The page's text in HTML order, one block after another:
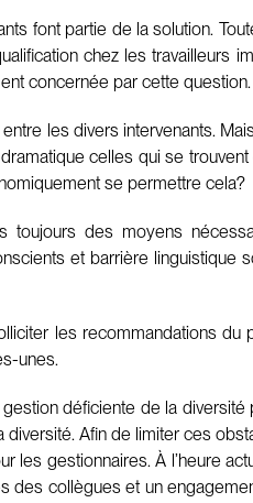
font partie de la solution.
chez les travailleurs
concernée par cette question.
les divers intervenants.
celles qui se
se permettre cela?
toujours des moyens
et barrière linguistique
les recommandations du
unes.
déficiente de la diversité
diversité. Afin de limiter ces
les gestionnaires. À l’heure
des collègues et un